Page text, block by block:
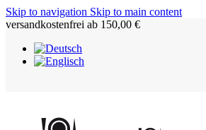
Skip to navigation Skip to main content
versandkostenfrei ab 150,00 €